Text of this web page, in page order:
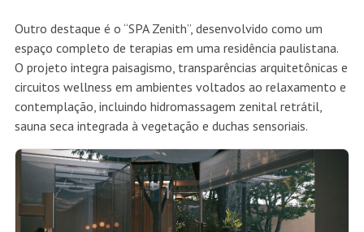
Outro destaque é o “SPA Zenith”, desenvolvido como um
espaço completo de terapias em uma residência paulistana.
O projeto integra paisagismo, transparências arquitetônicas e
circuitos wellness em ambientes voltados ao relaxamento e
contemplação, incluindo hidromassagem zenital retrátil,
sauna seca integrada à vegetação e duchas sensoriais.